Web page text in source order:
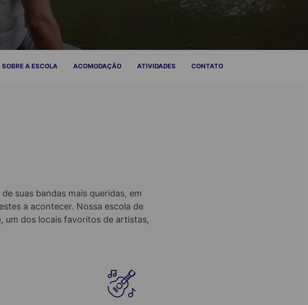
A ESCOLA ACOMODAÇÃO ATIVIDADES CONTATO
suas bandas mais queridas, em
a acontecer. Nossa escola de
um dos locais favoritos de artistas,